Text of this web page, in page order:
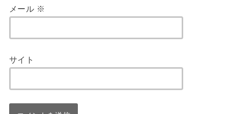
メール ※
サイト